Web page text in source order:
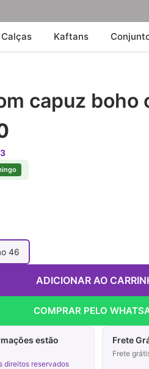
Calças Kaftans
capuz boho
46
ADICIONAR AO
COMPRAR PELO
estão
direitos reservados
Frete
Frete